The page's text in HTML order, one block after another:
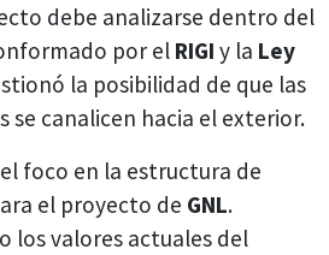
debe analizarse dentro del
por el RIGI y la Ley
la posibilidad de que las
se canalicen hacia el exterior.
foco en la estructura de
el proyecto de GNL.
los valores actuales del